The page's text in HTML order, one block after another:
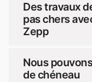
Des travaux
pas chers
Zepp
Nous
de chéneau